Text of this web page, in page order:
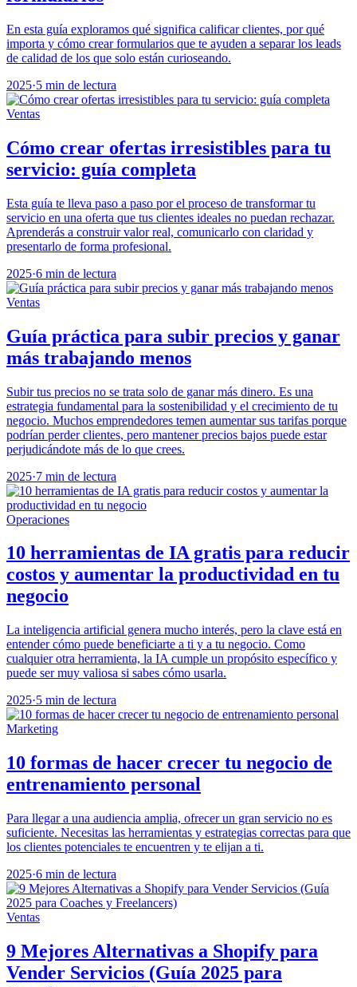
En esta guía exploramos qué significa calificar clientes, por qué
importa y cómo crear formularios que te ayuden a separar los leads
de calidad de los que solo están curioseando.
2025·5 min de lectura
Ventas
Cómo crear ofertas irresistibles para tu
servicio: guía completa
Esta guía te lleva paso a paso por el proceso de transformar tu
servicio en una oferta que tus clientes ideales no puedan rechazar.
Aprenderás a construir valor real, comunicarlo con claridad y
presentarlo de forma profesional.
2025·6 min de lectura
Ventas
Guía práctica para subir precios y ganar
más trabajando menos
Subir tus precios no se trata solo de ganar más dinero. Es una
estrategia fundamental para la sostenibilidad y el crecimiento de tu
negocio. Muchos emprendedores temen aumentar sus tarifas porque
podrían perder clientes, pero mantener precios bajos puede estar
perjudicándote más de lo que crees.
2025·7 min de lectura
Operaciones
10 herramientas de IA gratis para reducir
costos y aumentar la productividad en tu
negocio
La inteligencia artificial genera mucho interés, pero la clave está en
entender cómo puede beneficiarte a ti y a tu negocio. Como
cualquier otra herramienta, la IA cumple un propósito específico y
puede ser muy valiosa si sabes cómo usarla.
2025·5 min de lectura
Marketing
10 formas de hacer crecer tu negocio de
entrenamiento personal
Para llegar a una audiencia amplia, ofrecer un gran servicio no es
suficiente. Necesitas las herramientas y estrategias correctas para que
los clientes potenciales te encuentren y te elijan a ti.
2025·6 min de lectura
Ventas
9 Mejores Alternativas a Shopify para
Vender Servicios (Guía 2025 para